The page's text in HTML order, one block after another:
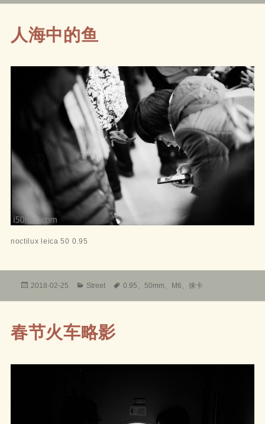
人海中的鱼
noctilux leica 50 0.95
发
2018-02-25
分
Street
标
0.95 、50mm 、 M6 、徕卡
春节火车略影